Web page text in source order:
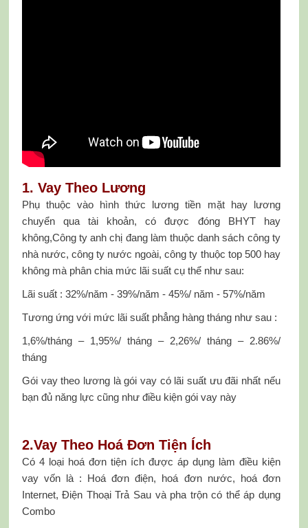
1. Vay Theo Lương
Phụ thuộc vào hình thức lương tiền mặt hay lương
chuyển qua tài khoản, có được đóng BHYT hay
không,Công ty anh chị đang làm thuộc danh sách công ty
nhà nước, công ty nước ngoài, công ty thuộc top 500 hay
không mà phân chia mức lãi suất cụ thể như sau:
Lãi suất : 32%/năm - 39%/năm - 45%/ năm - 57%/năm
Tương ứng với mức lãi suất phẳng hàng tháng như sau :
1,6%/tháng – 1,95%/ tháng – 2,26%/ tháng – 2.86%/
tháng
Gói vay theo lương là gói vay có lãi suất ưu đãi nhất nếu
bạn đủ năng lực cũng như điều kiện gói vay này
2.Vay Theo Hoá Đơn Tiện Ích
Có 4 loại hoá đơn tiện ích được áp dụng làm điều kiện
vay vốn là : Hoá đơn điện, hoá đơn nước, hoá đơn
Internet, Điện Thoại Trả Sau và pha trộn có thể áp dụng
Combo